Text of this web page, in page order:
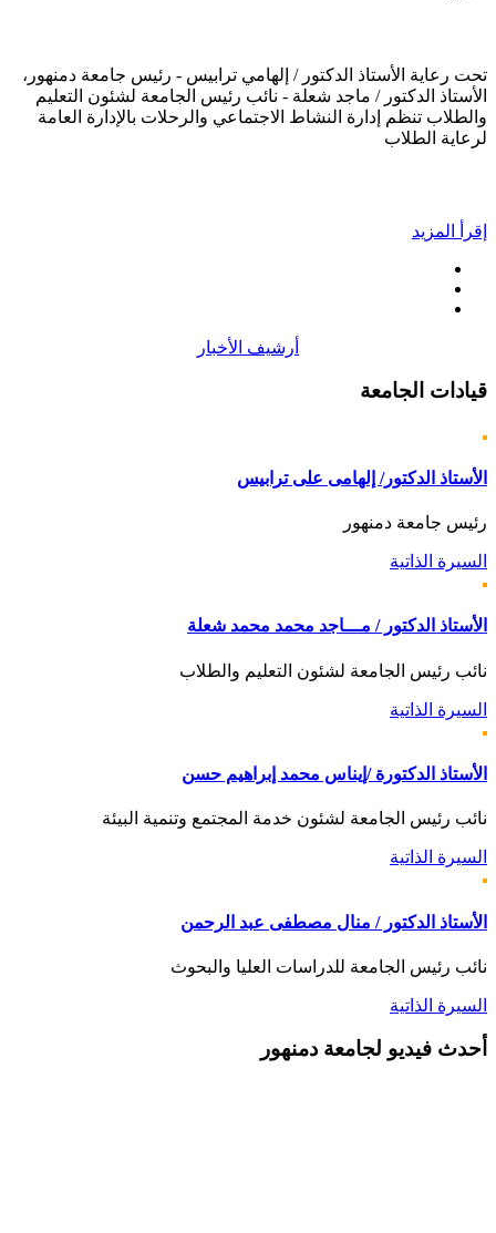
تحت رعاية الأستاذ الدكتور / إلهامي ترابيس - رئيس جامعة دمنهور،
الأستاذ الدكتور / ماجد شعلة - نائب رئيس الجامعة لشئون التعليم
والطلاب تنظم إدارة النشاط الاجتماعي والرحلات بالإدارة العامة
لرعاية الطلاب
إقرأ المزيد
أرشيف الأخبار
قيادات الجامعة
الأستاذ الدكتور/ إلهامى على ترابيس
رئيس جامعة دمنهور
السيرة الذاتية
الأستاذ الدكتور / مـــاجد محمد محمد شعلة
نائب رئيس الجامعة لشئون التعليم والطلاب
السيرة الذاتية
الأستاذ الدكتورة /إيناس محمد إبراهيم حسن
نائب رئيس الجامعة لشئون خدمة المجتمع وتنمية البيئة
السيرة الذاتية
الأستاذ الدكتور / منال مصطفى عبد الرحمن
نائب رئيس الجامعة للدراسات العليا والبحوث
السيرة الذاتية
أحدث فيديو لجامعة دمنهور